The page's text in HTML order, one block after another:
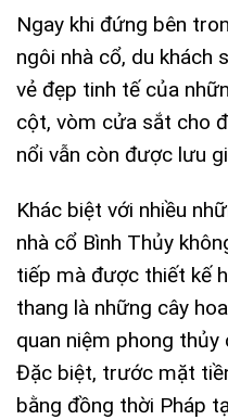
Ngay khi đứng bên
ngôi nhà cổ, du khách
vẻ đẹp tinh tế của
cột, vòm cửa sắt cho
nổi vẫn còn được lưu
Khác biệt với nhiều
nhà cổ Bình Thủy
tiếp mà được thiết kế
thang là những cây
quan niệm phong
Đặc biệt, trước mặt
bằng đồng thời Pháp